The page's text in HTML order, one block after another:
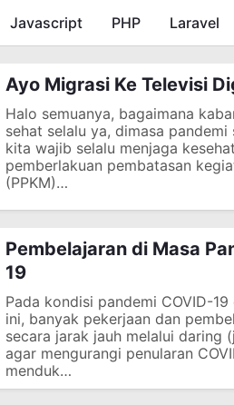
Skip to
Javascript PHP Laravel
Ayo Migrasi Ke Televisi
Halo semuanya, bagaimana
sehat selalu ya, dimasa
kita wajib selalu menjaga
pemberlakuan pembatasan
(PPKM)…
Pembelajaran di Masa
19
Pada kondisi pandemi COVID-
ini, banyak pekerjaan dan
secara jarak jauh melalui daring
agar mengurangi penularan
menduk…